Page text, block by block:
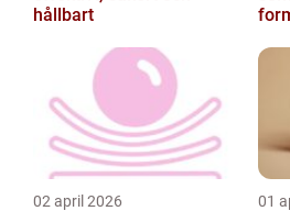
hållbart
02 april 2026 01